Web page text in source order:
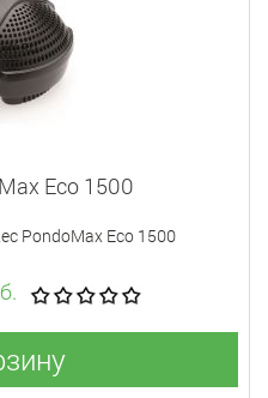
Eco 1500
PondoMax Eco 1500